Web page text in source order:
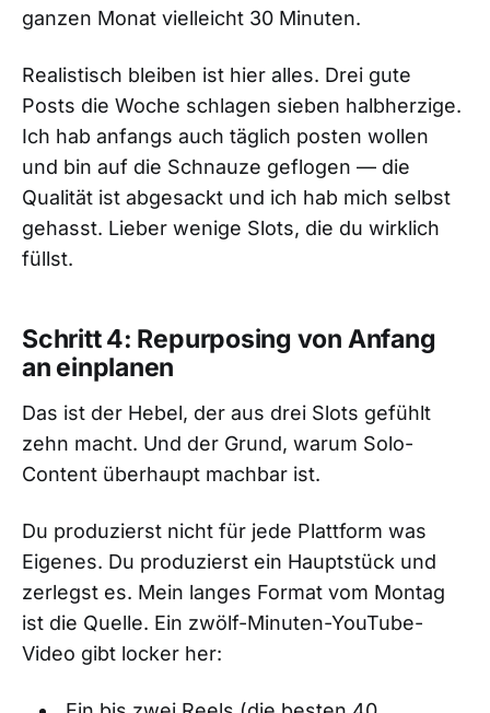
ganzen Monat vielleicht 30 Minuten.
Realistisch bleiben ist hier alles. Drei gute
Posts die Woche schlagen sieben halbherzige.
Ich hab anfangs auch täglich posten wollen
und bin auf die Schnauze geflogen — die
Qualität ist abgesackt und ich hab mich selbst
gehasst. Lieber wenige Slots, die du wirklich
füllst.
Schritt 4: Repurposing von Anfang
an einplanen
Das ist der Hebel, der aus drei Slots gefühlt
zehn macht. Und der Grund, warum Solo-
Content überhaupt machbar ist.
Du produzierst nicht für jede Plattform was
Eigenes. Du produzierst ein Hauptstück und
zerlegst es. Mein langes Format vom Montag
ist die Quelle. Ein zwölf-Minuten-YouTube-
Video gibt locker her: